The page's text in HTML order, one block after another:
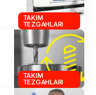
TAKIM
TEZGAHLARI
TAKIM
TEZGAHLARI